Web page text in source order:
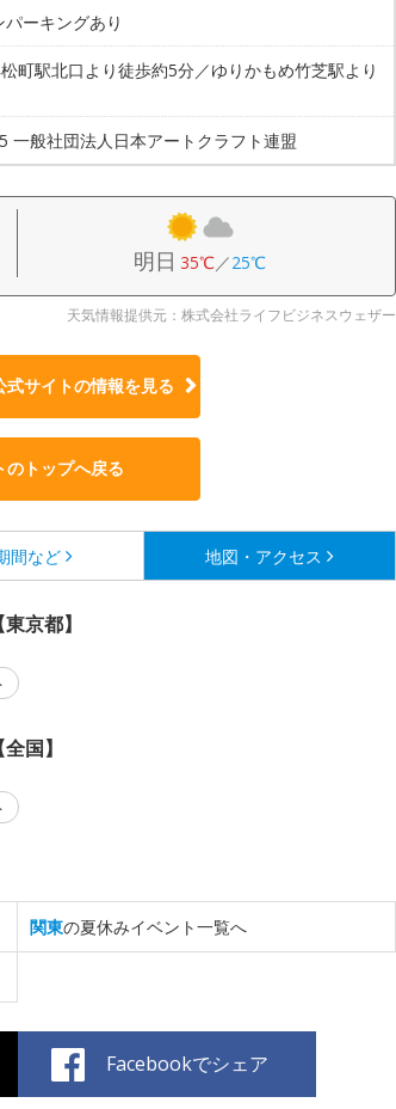
ーキングあり
町駅北口より徒歩約5分／ゆりかもめ竹芝駅より
一般社団法人日本アートクラフト連盟
明日 35℃／25℃
天気情報提供元：株式会社ライフビジネスウェザー
式サイトの情報を見る
のトップへ戻る
間など 地図・アクセス
京都】
国】
関東の夏休みイベント一覧へ
Facebookでシェア